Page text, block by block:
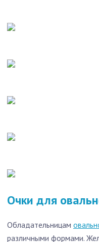
Очки для
Обладательницам
различными формами.